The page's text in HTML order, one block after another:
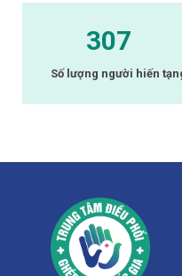
307
Số lượng người hiến